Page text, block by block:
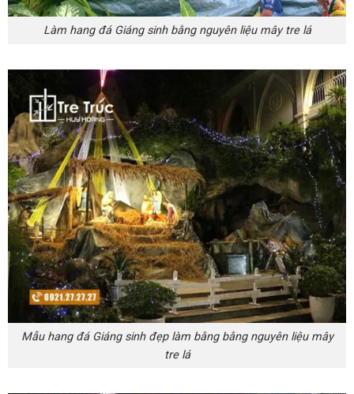
Làm hang đá Giáng sinh bằng nguyên liệu mây tre lá
Mẫu hang đá Giáng sinh đẹp làm bằng bằng nguyên liệu mây
tre lá